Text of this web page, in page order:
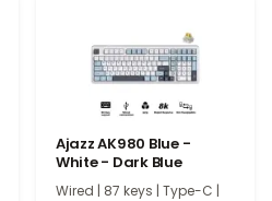
Ajazz AK980 Blue -
White - Dark Blue
Wired | 87 keys | Type-C |